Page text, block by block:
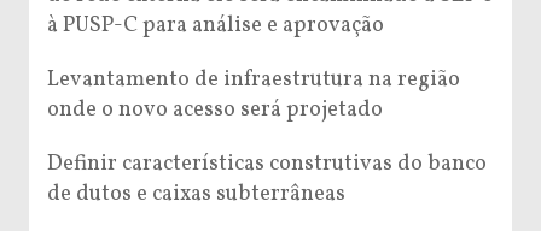
à PUSP-C para análise e aprovação
Levantamento de infraestrutura na região
onde o novo acesso será projetado
Definir características construtivas do banco
de dutos e caixas subterrâneas